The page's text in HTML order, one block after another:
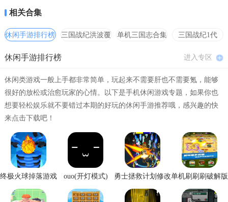
2. 图片分享：用户可以在软件内分享自己喜欢的漫画图片或Cosplay图
品，帮助用户发现更多喜爱的内容。
4. 云端存储：用户的阅读记录将保存在云端，即使更换设备也能无缝
继续阅读。
5. 社区互动：设有漫画社区，用户可以在其中发表评论、参与讨论，
与其他漫画爱好者共同交流。
ehviewer绿色版官方下载内容
1. 精美漫画：收录全球画家的精美漫画作品，画质清晰，阅读体验极
佳。
2. 高品质Cosplay图集：展示高品质的Cosplay图片，让用户领略Cosplay
相关合集
休闲手游排行榜
三国战纪洪波覆
单机三国志合集
三国战纪1代
休闲手游排行榜 进入专区
休闲类游戏一般上手都非常简单，玩起来不需要肝也不需要氪，能够
很好的放松或治愈玩家的心情。以下是手机休闲游戏专题，如果你也
想要轻松娱乐就不要错过本期的好玩的休闲手游推荐哦，感兴趣的快
来点击下载吧！
终极火球掉落游戏
ouo(开灯模式)
勇士拯救计划修改单机刷刷刷破解版